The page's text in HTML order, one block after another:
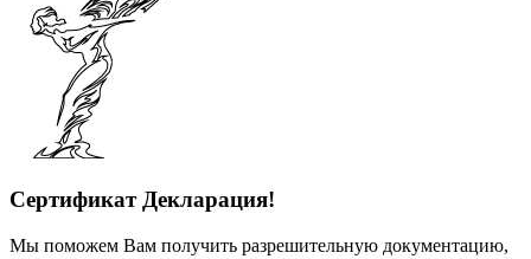
Сертификат Декларация!
Мы поможем Вам получить разрешительную документацию,